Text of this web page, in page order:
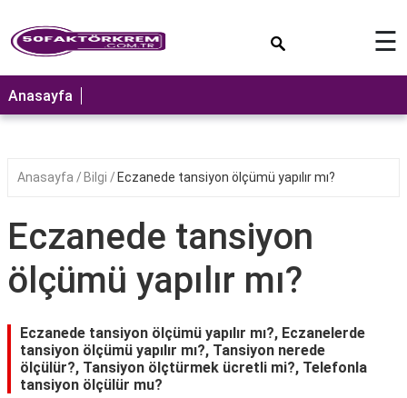
ANASAYFA
☰
Anasayfa
Anasayfa Bilgi Eczanede tansiyon ölçümü yapılır mı?
Eczanede tansiyon
ölçümü yapılır mı?
Eczanede tansiyon ölçümü yapılır mı?, Eczanelerde
tansiyon ölçümü yapılır mı?, Tansiyon nerede
ölçülür?, Tansiyon ölçtürmek ücretli mi?, Telefonla
tansiyon ölçülür mu?